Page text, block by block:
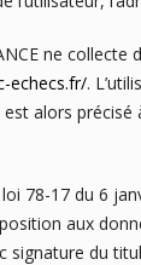
ne
echecs.fr/.
alors précisé
78-17 du 6
aux
du